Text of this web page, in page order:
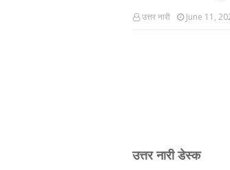
उत्तर नारी June 11,
उत्तर नारी डेस्क